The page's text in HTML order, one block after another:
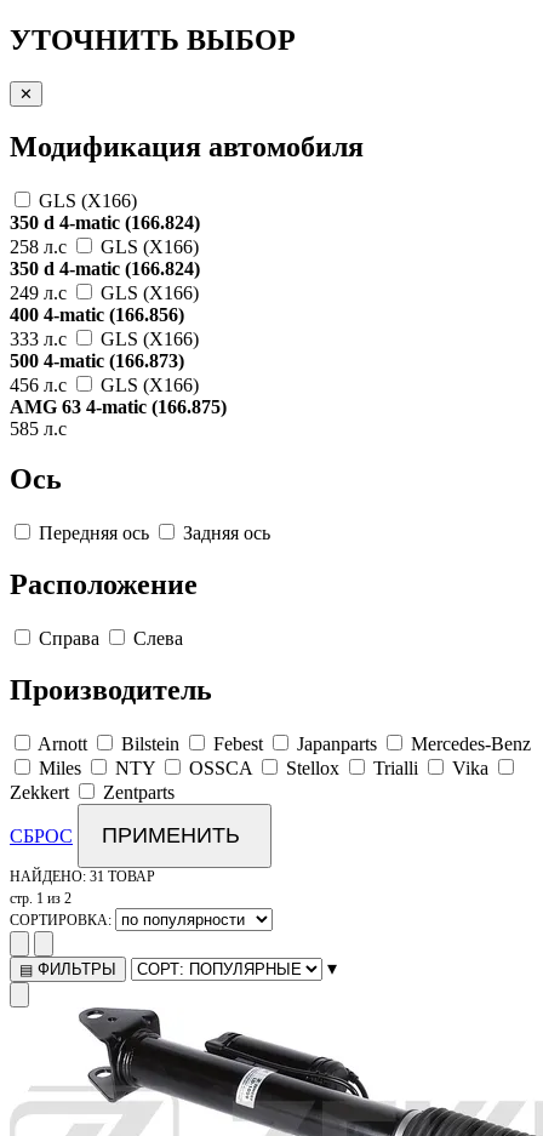
УТОЧНИТЬ ВЫБОР
✕
Модификация автомобиля
GLS (X166)
350 d 4-matic (166.824)
258 л.с
GLS (X166)
350 d 4-matic (166.824)
249 л.с
GLS (X166)
400 4-matic (166.856)
333 л.с
GLS (X166)
500 4-matic (166.873)
456 л.с
GLS (X166)
AMG 63 4-matic (166.875)
585 л.с
Ось
Передняя ось Задняя ось
Расположение
Справа Слева
Производитель
Arnott Bilstein Febest Japanparts
Mercedes-Benz
Miles
NTY OSSCA Stellox Trialli
Vika
Zekkert
Zentparts
СБРОС ПРИМЕНИТЬ
НАЙДЕНО: 31 ТОВАР
стр. 1 из 2
СОРТИРОВКА:
▤ ФИЛЬТРЫ ▾